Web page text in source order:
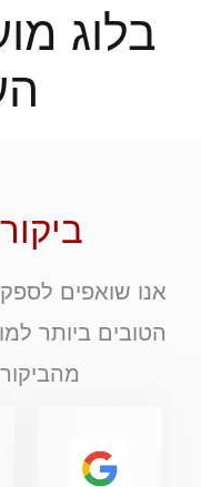
בלוג
אנו שואפים
הטובים ביותר